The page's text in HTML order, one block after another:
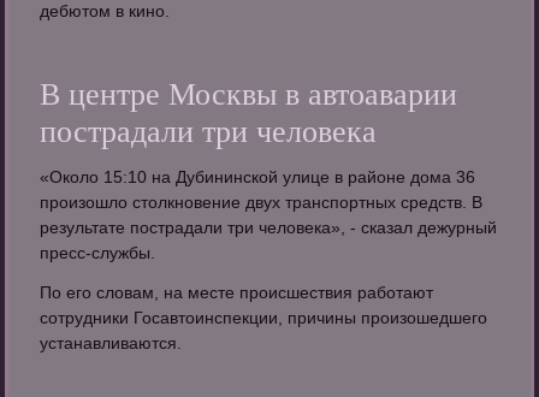
дебютом в кино.
В центре Москвы в автоаварии
пострадали три человека
«Около 15:10 на Дубининской улице в районе дома 36
произошло столкновение двух транспортных средств. В
результате пострадали три человека», - сказал дежурный
пресс-службы.
По его словам, на месте происшествия работают
сотрудники Госавтоинспекции, причины произошедшего
устанавливаются.